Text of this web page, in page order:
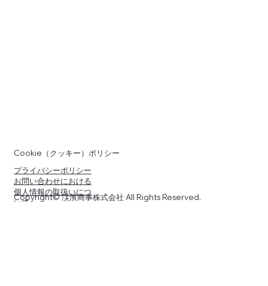
Cookie（クッキー）ポリシー
プライバシーポリシー
お問い合わせにおける
個人情報の取扱いにつ
いて
Copyright© 渓濱商事株式会社 All Rights Reserved.